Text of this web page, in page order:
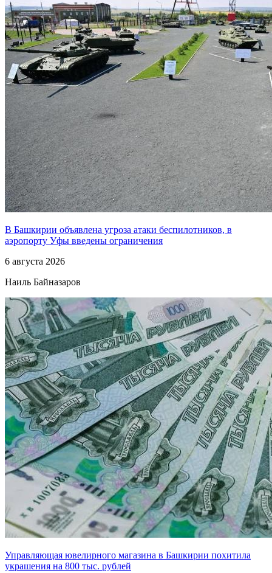
В Башкирии объявлена угроза атаки беспилотников, в
аэропорту Уфы введены ограничения
6 августа 2026
Наиль Байназаров
Управляющая ювелирного магазина в Башкирии похитила
украшения на 800 тыс. рублей